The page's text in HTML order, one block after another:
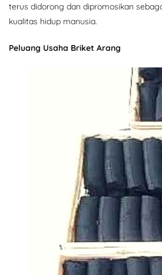
terus didorong dan dipromosikan
kualitas hidup manusia.
Peluang Usaha Briket Arang